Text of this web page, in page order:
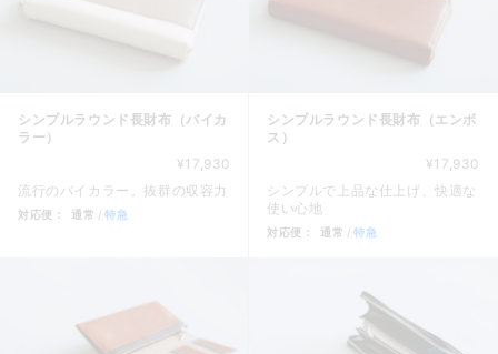
シンプルラウンド長財布（バイカ
ラー）
¥17,930
流行のバイカラー。抜群の収容力
対応便： 通常 特急
シンプルラウンド長財布（エンボ
ス）
¥17,930
シンプルで上品な仕上げ、快適な
使い心地
対応便： 通常 特急